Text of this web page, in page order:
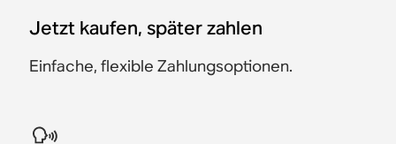
Jetzt kaufen, später zahlen
Einfache, flexible Zahlungsoptionen.